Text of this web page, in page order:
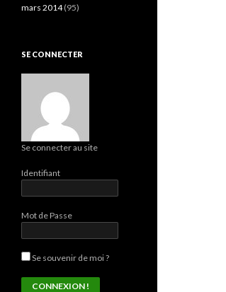
mars 2014(95)
SE CONNECTER
Se connecter au site
Identifiant
Mot de Passe
Se souvenir de moi ?